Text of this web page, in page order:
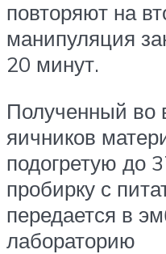
повторяют на
манипуляция
20 минут.
Полученный во
яичников
подогретую до
пробирку с
передается в
лабораторию